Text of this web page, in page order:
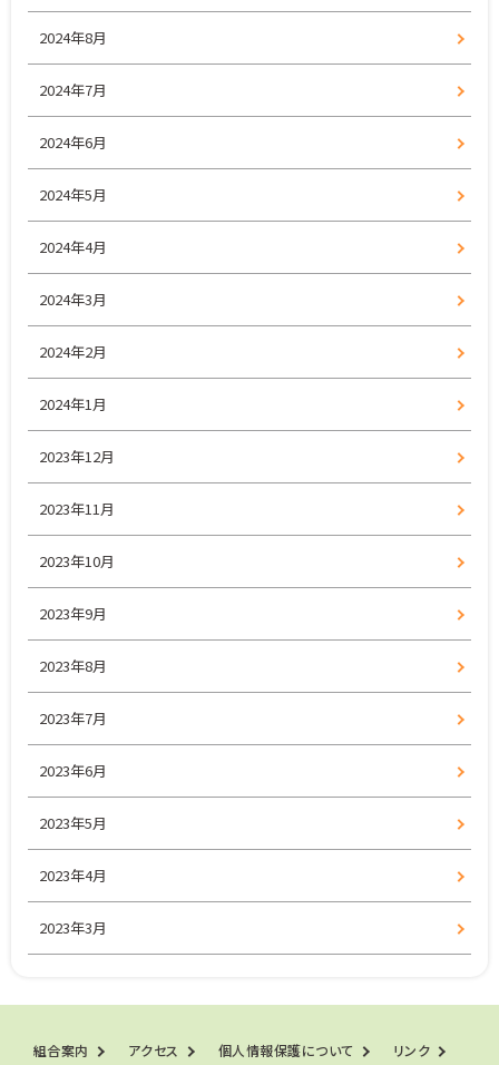
2024年8月
2024年7月
2024年6月
2024年5月
2024年4月
2024年3月
2024年2月
2024年1月
2023年12月
2023年11月
2023年10月
2023年9月
2023年8月
2023年7月
2023年6月
2023年5月
2023年4月
2023年3月
組合案内 アクセス 個人情報保護について リンク